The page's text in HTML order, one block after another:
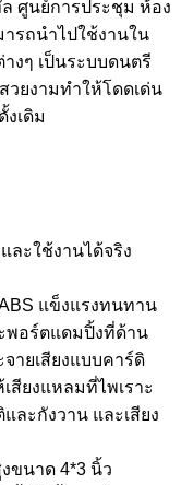
ศูนย์การประชุม ห้อง
รถนำไปใช้งานใน
งๆ เป็นระบบดนตรี
ยงามทำให้โดดเด่น
เดิม
ละใช้งานได้จริง
แข็งแรงทนทาน
พอร์ตแดมปิ้งที่ด้าน
ายเสียงแบบคาร์ดิ
สียงแหลมที่ไพเราะ
ละกังวาน และเสียง
ขนาด 4*3 นิ้ว